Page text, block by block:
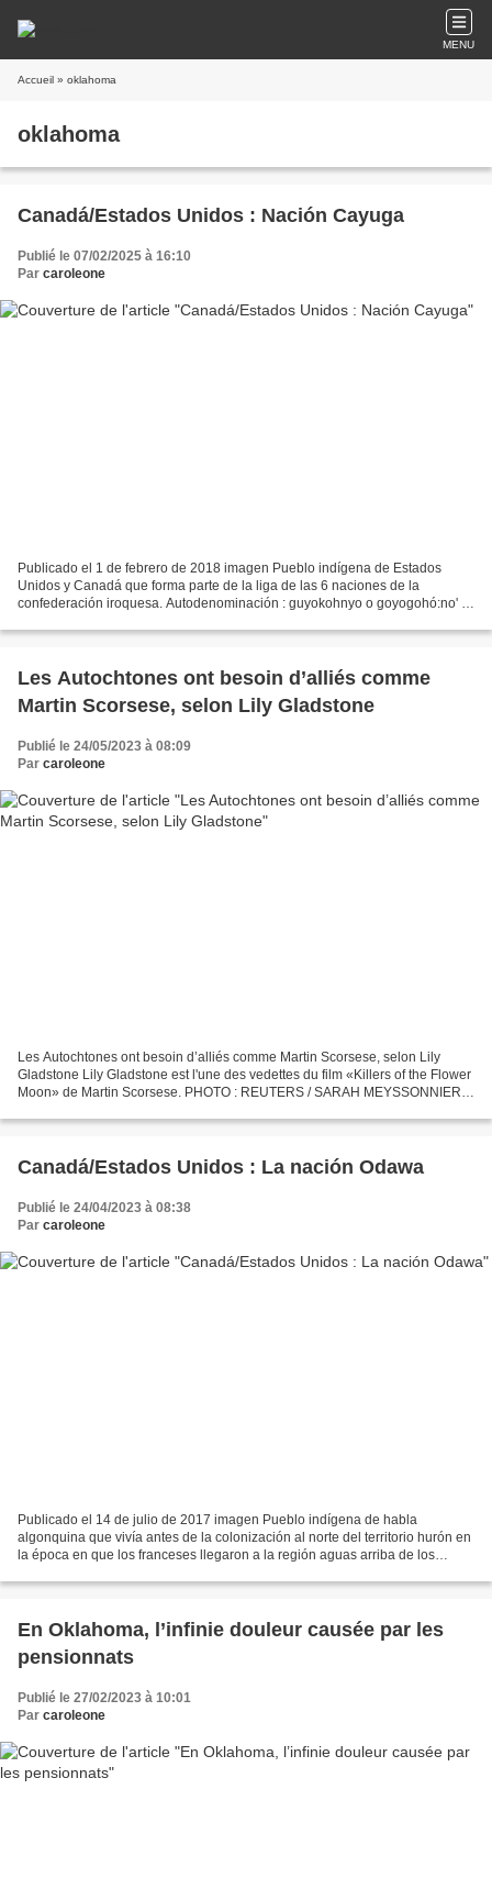
MENU
Accueil » oklahoma
oklahoma
Canadá/Estados Unidos : Nación Cayuga
Publié le 07/02/2025 à 16:10
Par caroleone
Publicado el 1 de febrero de 2018 imagen Pueblo indígena de Estados
Unidos y Canadá que forma parte de la liga de las 6 naciones de la
confederación iroquesa. Autodenominación : guyokohnyo o goyogohó:no' =
Les Autochtones ont besoin d’alliés comme
Martin Scorsese, selon Lily Gladstone
Publié le 24/05/2023 à 08:09
Par caroleone
Les Autochtones ont besoin d’alliés comme Martin Scorsese, selon Lily
Gladstone Lily Gladstone est l'une des vedettes du film «Killers of the Flower
Moon» de Martin Scorsese. PHOTO : REUTERS / SARAH MEYSSONNIER
Canadá/Estados Unidos : La nación Odawa
Publié le 24/04/2023 à 08:38
Par caroleone
Publicado el 14 de julio de 2017 imagen Pueblo indígena de habla
algonquina que vivía antes de la colonización al norte del territorio hurón en
la época en que los franceses llegaron a la región aguas arriba de los
En Oklahoma, l’infinie douleur causée par les
pensionnats
Publié le 27/02/2023 à 10:01
Par caroleone